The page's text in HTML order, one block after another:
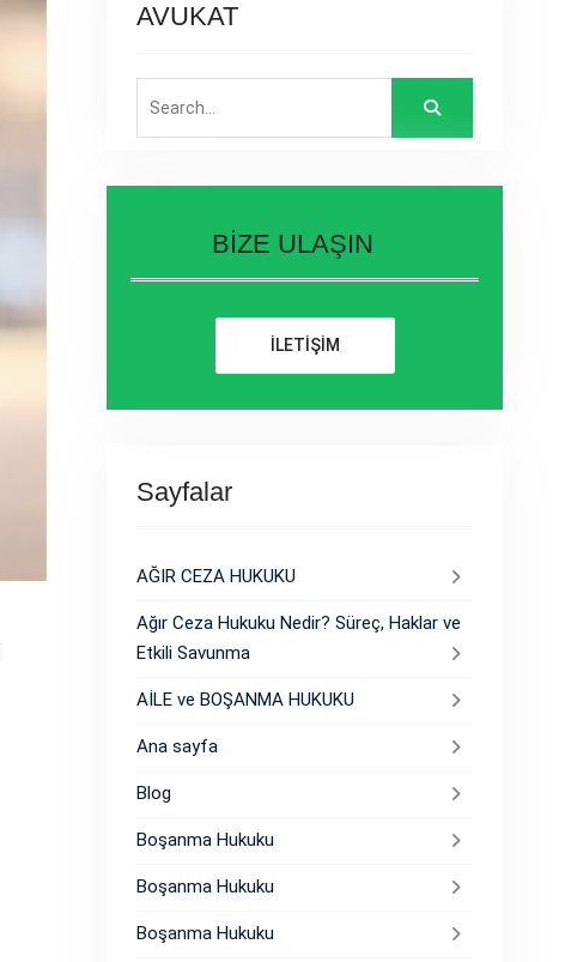
AVUKAT
for:
BİZE ULAŞIN
İLETİŞİM
Sayfalar
AĞIR CEZA HUKUKU
Ağır Ceza Hukuku Nedir? Süreç, Haklar ve
Etkili Savunma
AİLE ve BOŞANMA HUKUKU
Ana sayfa
Blog
Boşanma Hukuku
Boşanma Hukuku
Boşanma Hukuku